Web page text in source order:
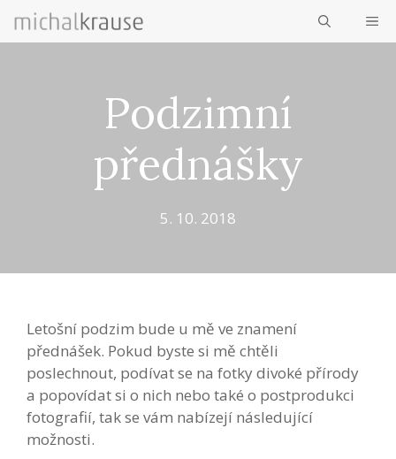
Přeskočit
na
Podzimní
přednášky
5. 10. 2018
Letošní podzim bude u mě ve znamení
přednášek. Pokud byste si mě chtěli
poslechnout, podívat se na fotky divoké přírody
a popovídat si o nich nebo také o postprodukci
fotografií, tak se vám nabízejí následující
možnosti.